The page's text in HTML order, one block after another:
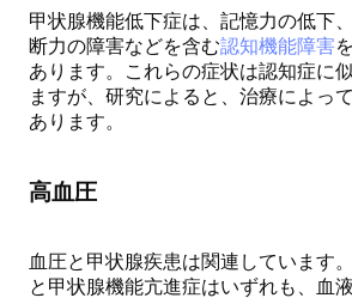
甲状腺機能低下症は、記憶力の低下
断力の障害などを含む認知機能障害
あります。これらの症状は認知症に
ますが、研究によると、治療によっ
あります。
高血圧
血圧と甲状腺疾患は関連しています
と甲状腺機能亢進症はいずれも、血